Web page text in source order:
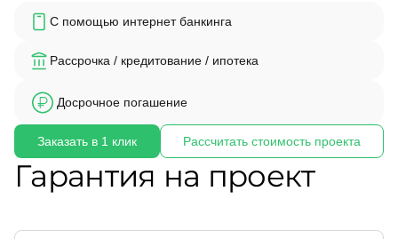
С помощью интернет банкинга
Рассрочка / кредитование / ипотека
Досрочное погашение
Заказать в 1 клик Рассчитать стоимость проекта
Гарантия на проект